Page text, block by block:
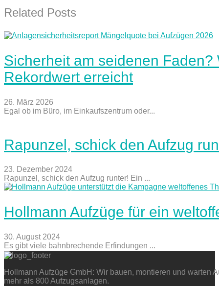
Related Posts
Sicherheit am seidenen
Rekordwert erreicht
26. März 2026
Egal ob im Büro, im Einkaufszentrum oder...
Rapunzel, schick den Aufzug
23. Dezember 2024
Rapunzel, schick den Aufzug runter! Ein ...
Hollmann Aufzüge für ein
30. August 2024
Es gibt viele bahnbrechende Erfindungen ...
Hollmann Aufzüge GmbH: Wir bauen, montieren und warten
mehr als 800 Aufzugsanlagen.